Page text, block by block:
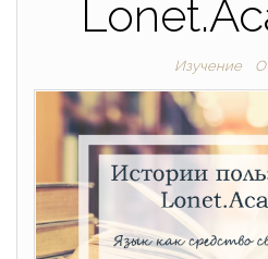
Изучение